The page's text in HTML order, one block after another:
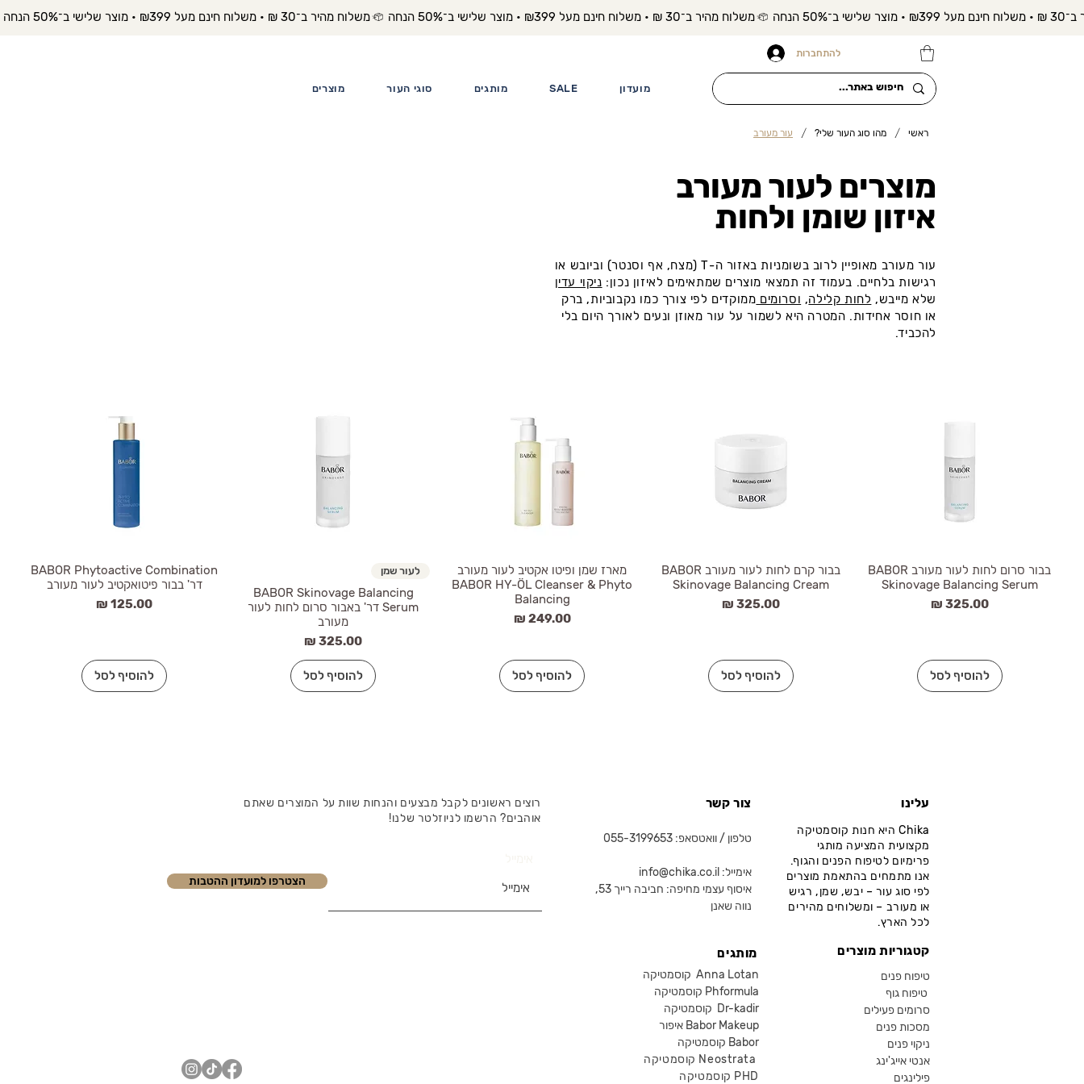
משלוח מהיר ב־30 ₪ • משלוח חינם מעל ₪399 • מוצר שלישי ב־50% הנחה
מוצרים סוגי העור מותגים SALE מועדון
להתחברות
ראשי / מהו סוג העור שלי? / עור מעורב
מוצרים לעור מעורב
איזון שומן ולחות
עור מעורב מאופיין לרוב בשומניות באזור ה-T (מצח, אף וסנטר) וביובש או
רגישות בלחיים. בעמוד זה תמצאי מוצרים שמתאימים לאיזון נכון: ניקוי עדין
שלא מייבש, לחות קלילה, וסרומים ממוקדים לפי צורך כמו נקבוביות, ברק
או חוסר אחידות. המטרה היא לשמור על עור מאוזן ונעים לאורך היום בלי
להכביד.
בבור סרום לחות לעור מעורב BABOR
Skinovage Balancing Serum
מחיר‏325.00 ‏₪
להוסיף לסל
בבור קרם לחות לעור מעורב BABOR
Skinovage Balancing Cream
מחיר‏325.00 ‏₪
להוסיף לסל
מארז שמן ופיטו אקטיב לעור מעורב
BABOR HY-ÖL Cleanser & Phyto
Balancing
מחיר‏249.00 ‏₪
להוסיף לסל
לעור שמן
BABOR Skinovage Balancing
Serum דר' באבור סרום לחות לעור
מעורב
מחיר
להוסיף לסל
BABOR Phytoactive Combination
דר' בבור פיטואקטיב לעור מעורב
מחיר
להוסיף לסל
רוצים ראשונים לקבל מבצעים והנחות שוות על המוצרים שאתם
אוהבים? הרשמו לניוזלטר שלנו!
הצטרפו למועדון ההטבות
צור קשר
טלפון / וואטסאפ: 055-3199653
אימייל: info@chika.co.il
איסוף עצמי מחיפה: חביבה רייך 53,
נווה שאנן
מותגים
קוסמטיקה Anna Lotan
קוסמטיקה Phformula
קוסמטיקה Dr-kadir
איפור Babor Makeup
קוסמטיקה Babor
קוסמטיקה Neostrata
קוסמטיקה PHD
עלינו
Chika היא חנות קוסמטיקה
מקצועית המציעה מותגי
פרימיום לטיפוח הפנים והגוף.
אנו מתמחים בהתאמת מוצרים
לפי סוג עור – יבש, שמן, רגיש
או מעורב – ומשלוחים מהירים
לכל הארץ.
קטגוריות מוצרים
טיפוח פנים
טיפוח גוף
סרומים פעילים
מסכות פנים
ניקוי פנים
אנטי אייג'ינג
פילינגים